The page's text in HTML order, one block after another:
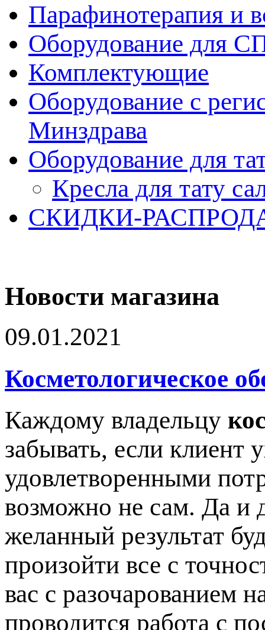
Парафинотерапия и
Оборудование для
Комплектующие
Оборудование с
Минздрава
Оборудование для
Кресла для тату
СКИДКИ-
Новости магазина
09.01.2021
Косметологическое
Каждому владельцу
забывать, если клиент
удовлетворенными
возможно не сам. Да и
желанный результат
произойти все с
вас с разочарованием
проводится работа с